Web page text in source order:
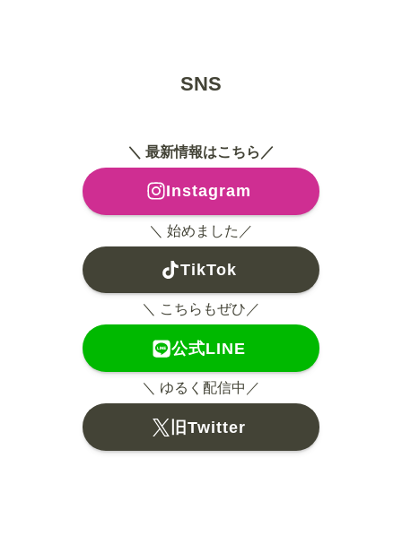
SNS
＼ 最新情報はこちら／
Instagram
＼ 始めました／
TikTok
＼ こちらもぜひ／
公式LINE
＼ ゆるく配信中／
旧Twitter